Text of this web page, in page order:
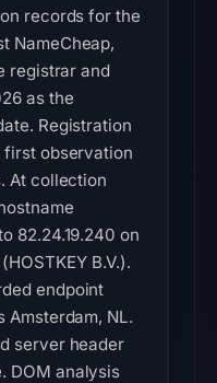
records for the
NameCheap,
registrar and
as the
Registration
first observation
At collection
82.24.19.240 on
B.V.).
endpoint
Amsterdam, NL.
server header
DOM analysis